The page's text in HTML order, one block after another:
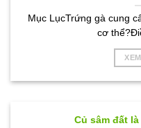
Mục LụcTrứng gà cung
cơ
Củ sâm đất